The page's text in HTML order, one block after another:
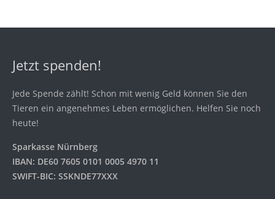
Jetzt spenden!
Jede Spende zählt! Schon mit wenig Geld können Sie den
Tieren ein angenehmes Leben ermöglichen. Helfen Sie noch
heute!
Sparkasse Nürnberg
IBAN: DE60 7605 0101 0005 4970 11
SWIFT-BIC: SSKNDE77XXX